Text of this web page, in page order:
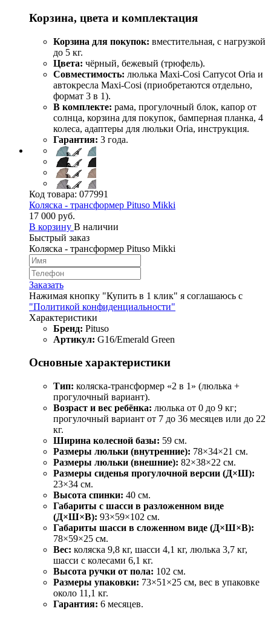
Корзина, цвета и комплектация
Корзина для покупок: вместительная, с нагрузкой
до 5 кг.
Цвета: чёрный, бежевый (трюфель).
Совместимость: люлька Maxi-Cosi Carrycot Oria и
автокресла Maxi-Cosi (приобретаются отдельно,
формат 3 в 1).
В комплекте: рама, прогулочный блок, капор от
солнца, корзина для покупок, бамперная планка, 4
колеса, адаптеры для люльки Oria, инструкция.
Гарантия: 3 года.
Код товара: 077991
Коляска - трансформер Pituso Mikki
17 000 руб.
В корзину В наличии
Быстрый заказ
Коляска - трансформер Pituso Mikki
Заказать
Нажимая кнопку "Купить в 1 клик" я соглашаюсь с
"Политикой конфиденциальности"
Характеристики
Бренд: Pituso
Артикул: G16/Emerald Green
Основные характеристики
Тип: коляска-трансформер «2 в 1» (люлька +
прогулочный вариант).
Возраст и вес ребёнка: люлька от 0 до 9 кг;
прогулочный вариант от 7 до 36 месяцев или до 22
кг.
Ширина колесной базы: 59 см.
Размеры люльки (внутренние): 78×34×21 см.
Размеры люльки (внешние): 82×38×22 см.
Размеры сиденья прогулочной версии (Д×Ш):
23×34 см.
Высота спинки: 40 см.
Габариты с шасси в разложенном виде
(Д×Ш×В): 93×59×102 см.
Габариты шасси в сложенном виде (Д×Ш×В):
78×59×25 см.
Вес: коляска 9,8 кг, шасси 4,1 кг, люлька 3,7 кг,
шасси с колесами 6,1 кг.
Высота ручки от пола: 102 см.
Размеры упаковки: 73×51×25 см, вес в упаковке
около 11,1 кг.
Гарантия: 6 месяцев.